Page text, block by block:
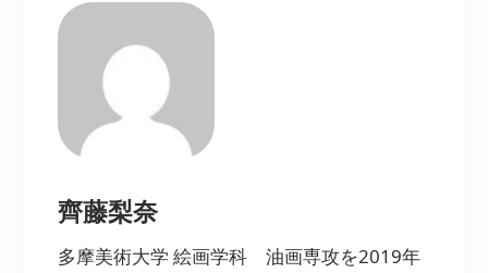
齊藤梨奈
多摩美術大学 絵画学科 油画専攻を2019年